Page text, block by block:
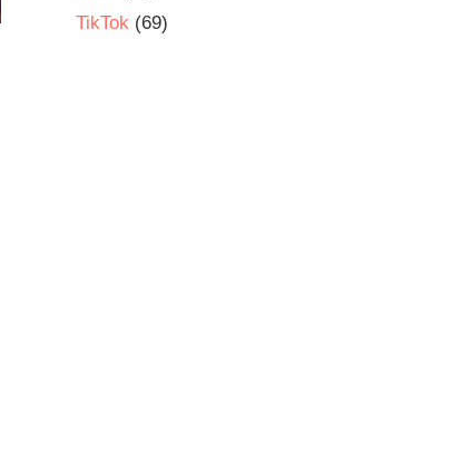
TikTok(69)